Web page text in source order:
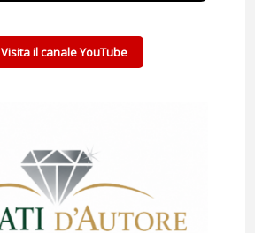
Visita il canale YouTube